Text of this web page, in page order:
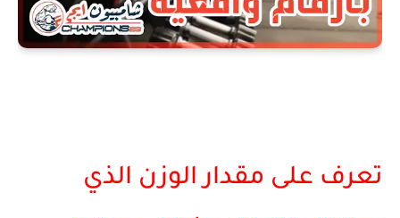
تعرف على مقدار الوزن الذي